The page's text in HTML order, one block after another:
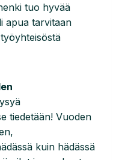
tuo hyvää
apua tarvitaan
tiedetään! Vuoden
kuin hädässä